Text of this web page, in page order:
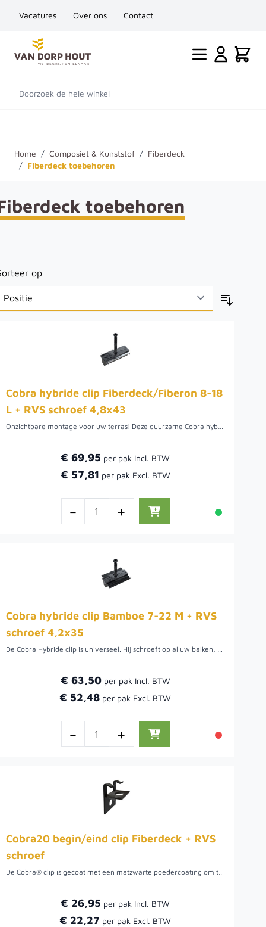
Vacatures Over ons Contact
Ga naar de inhoud
Cart
Doorzoek de hele winkel
Home / Composiet & Kunststof / Fiberdeck
/ Fiberdeck toebehoren
toebehoren
op
Cobra hybride clip Fiberdeck/Fiberon 8-18
L + RVS schroef 4,8x43
Onzichtbare montage voor uw terras! Deze duurzame Cobra hybride clip past perfect op Fiberdeck en Fiberon terrasplanken met een groefbreedte van 8–18 mm. Inclusief roestvrijstalen schroef (4,8×43 mm) voor een stevige, weerbestendige bevestiging. Snel te plaatsen, onderhoudsarm en ideaal voor een strak, professioneel terras zonder zichtbare schroeven.
€ 69,95
€ 57,81
- +
Cobra hybride clip Bamboe 7-22 M + RVS
schroef 4,2x35
De Cobra Hybride clip is universeel. Hij schroeft op al uw balken, of ze nu van hout of aluminium zijn gemaakt. Het is een unieke clip speciaal ontworpen voor alle terrasprojecten. De clips zijn gemaakt van 304-roestvrij staal.
€ 63,50
€ 52,48
- +
Cobra20 begin/eind clip Fiberdeck + RVS
schroef
De Cobra® clip is gecoat met een matzwarte poedercoating om te voorkomen dat lichtreflecties ongemerkt tussen de planken doorschijnen. Dankzij de haken zorgt de Cobra®-clip ervoor dat uw terrasplanken effectief op hun plaats worden gehouden. Het onderhoud wordt efficiënt en voor de lange termijn gewaarborgd. Ten behoeve van Fiberon® en Fiberdeck.
€ 26,95
€ 22,27